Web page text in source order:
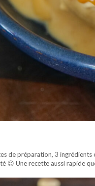
de préparation, 3
😉 Une recette aussi rapide